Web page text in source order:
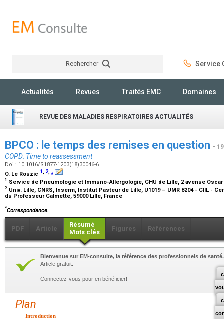
Rechercher Service
Actualités Revues Traités EMC Domaines
REVUE DES MALADIES RESPIRATOIRES ACTUALITÉS
BPCO : le temps des remises en question -
COPD: Time to reassessment
Doi : 10.1016/S1877-1203(18)30046-6
O. Le Rouzic 1, 2,⁎
1 Service de Pneumologie et Immuno-Allergologie, CHU de Lille, 2 avenue
2 Univ. Lille, CNRS, Inserm, Institut Pasteur de Lille, U1019 – UMR 8204 - CIIL -
du Professeur Calmette, 59000 Lille, France
*Correspondance.
PDF Article
Résumé
Mots clés
Figures Références
Bienvenue sur EM-consulte, la référence des professionnels de santé.
Article gratuit.
Connectez-vous pour en bénéficier!
Plan
Introduction